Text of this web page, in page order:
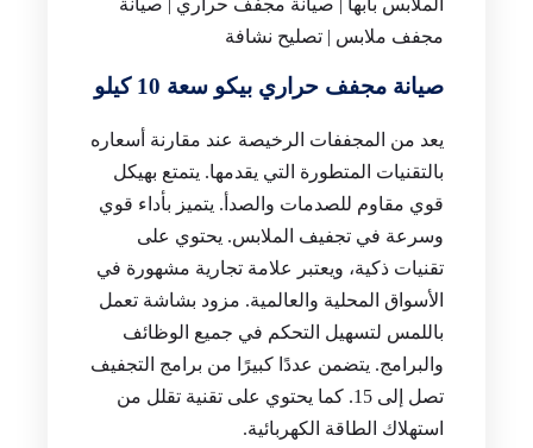
الملابس بابها | صيانة مجفف حراري | صيانة
مجفف ملابس | تصليح نشافة
صيانة مجفف حراري بيكو سعة 10 كيلو
يعد من المجففات الرخيصة عند مقارنة أسعاره
بالتقنيات المتطورة التي يقدمها. يتمتع بهيكل
قوي مقاوم للصدمات والصدأ. يتميز بأداء قوي
وسرعة في تجفيف الملابس. يحتوي على
تقنيات ذكية، ويعتبر علامة تجارية مشهورة في
الأسواق المحلية والعالمية. مزود بشاشة تعمل
باللمس لتسهيل التحكم في جميع الوظائف
والبرامج. يتضمن عددًا كبيرًا من برامج التجفيف
تصل إلى 15. كما يحتوي على تقنية تقلل من
استهلاك الطاقة الكهربائية.